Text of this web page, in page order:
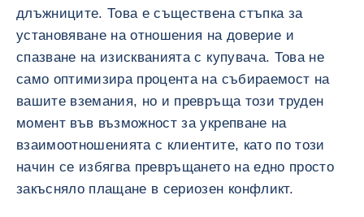
длъжниците. Това е съществена стъпка за
установяване на отношения на доверие и
спазване на изискванията с купувача. Това не
само оптимизира процента на събираемост на
вашите вземания, но и превръща този труден
момент във възможност за укрепване на
взаимоотношенията с клиентите, като по този
начин се избягва превръщането на едно просто
закъсняло плащане в сериозен конфликт.